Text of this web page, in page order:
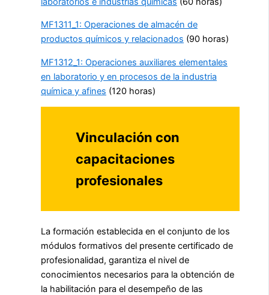
MF1311_1: Operaciones de almacén de
productos químicos y relacionados (90 horas)
MF1312_1: Operaciones auxiliares elementales
en laboratorio y en procesos de la industria
química y afines (120 horas)
Vinculación con
capacitaciones
profesionales
La formación establecida en el conjunto de los
módulos formativos del presente certificado de
profesionalidad, garantiza el nivel de
conocimientos necesarios para la obtención de
la habilitación para el desempeño de las